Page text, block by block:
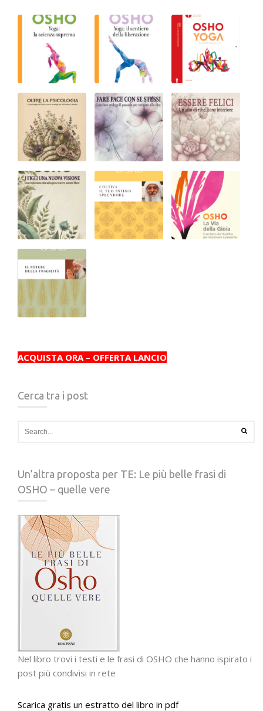
ACQUISTA ORA – OFFERTA LANCIO
Cerca tra i post
Un’altra proposta per TE: Le più belle frasi di
OSHO – quelle vere
Nel libro trovi i testi e le frasi di OSHO che hanno ispirato i
post più condivisi in rete
Scarica gratis un estratto del libro in pdf